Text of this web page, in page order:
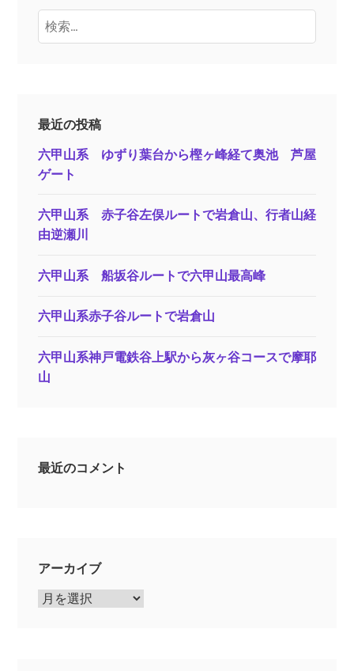
検
索:
最近の投稿
六甲山系 ゆずり葉台から樫ヶ峰経て奥池 芦屋
ゲート
六甲山系 赤子谷左俣ルートで岩倉山、行者山経
由逆瀬川
六甲山系 船坂谷ルートで六甲山最高峰
六甲山系赤子谷ルートで岩倉山
六甲山系神戸電鉄谷上駅から灰ヶ谷コースで摩耶
山
最近のコメント
アーカイブ
ア